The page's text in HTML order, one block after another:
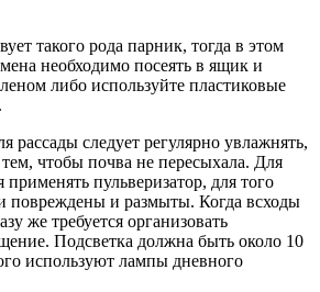
такого рода парник, тогда в этом
необходимо посеять в ящик и
либо используйте пластиковые
рассады следует регулярно увлажнять,
тем, чтобы почва не пересыхала. Для
применять пульверизатор, для того
повреждены и размыты. Когда всходы
же требуется организовать
Подсветка должна быть около 10
используют лампы дневного